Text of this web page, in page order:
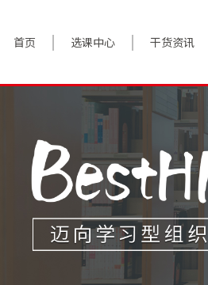
首页 选课中心 干货资讯
案例实践
对话高管
政策前沿
答疑精选
睿选视角